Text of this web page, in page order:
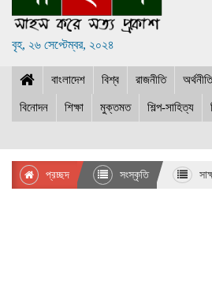
বৃহ, ২৬ সেপ্টেম্বর, ২০২৪
বাংলাদেশ বিশ্ব রাজনীতি অর্থনীতি
বিনোদন শিক্ষা মুক্তমত শিল্প-সাহিত্য
প্রচ্ছদ সংস্কৃতি